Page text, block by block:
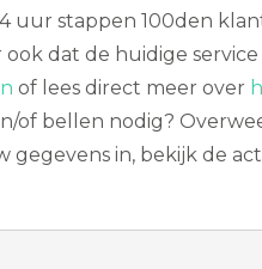
uur stappen 100den
ook dat de huidige
of lees direct meer over
of bellen nodig?
in, bekijk de